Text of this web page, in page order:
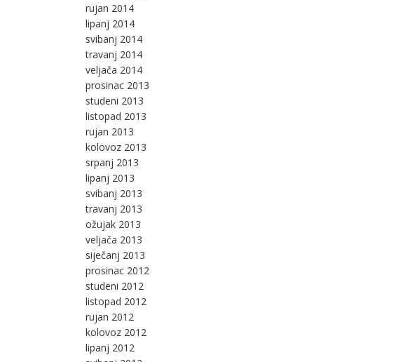
rujan 2014
lipanj 2014
svibanj 2014
travanj 2014
veljača 2014
prosinac 2013
studeni 2013
listopad 2013
rujan 2013
kolovoz 2013
srpanj 2013
lipanj 2013
svibanj 2013
travanj 2013
ožujak 2013
veljača 2013
siječanj 2013
prosinac 2012
studeni 2012
listopad 2012
rujan 2012
kolovoz 2012
lipanj 2012